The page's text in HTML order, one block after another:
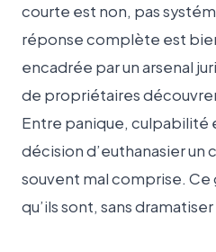
courte est non, pas
réponse complète est
encadrée par un arsenal
de propriétaires
Entre panique, culpabilité
décision d’euthanasier un
souvent mal comprise. Ce
qu’ils sont, sans